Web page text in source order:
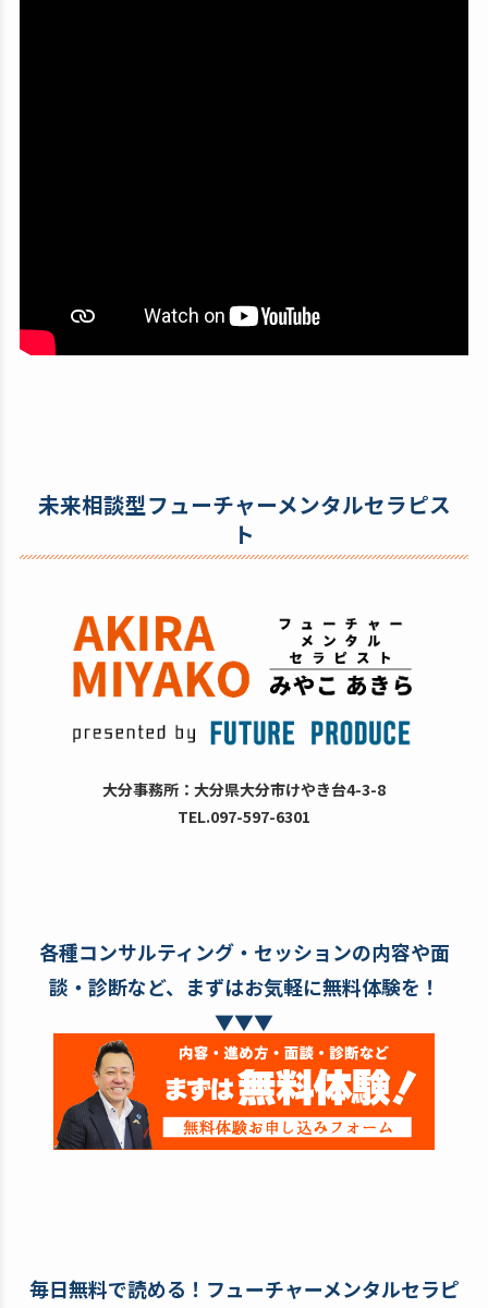
未来相談型フューチャーメンタルセラピス
ト
大分事務所：大分県大分市けやき台4-3-8
TEL.097-597-6301
各種コンサルティング・セッションの内容や面
談・診断など、まずはお気軽に無料体験を！
▼▼▼
毎日無料で読める！フューチャーメンタルセラピ